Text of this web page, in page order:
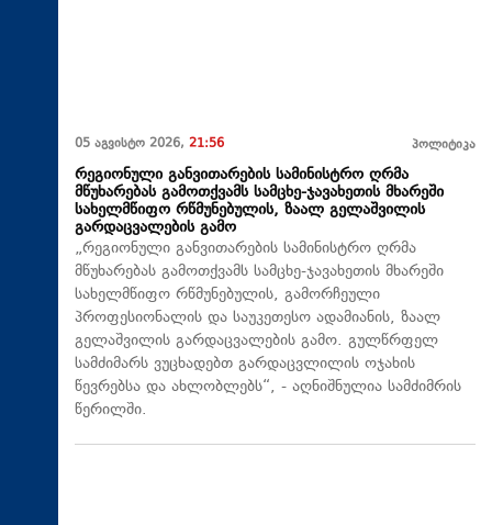
05 აგვისტო 2026, 21:56 პოლიტიკა
რეგიონული განვითარების სამინისტრო ღრმა
მწუხარებას გამოთქვამს სამცხე-ჯავახეთის მხარეში
სახელმწიფო რწმუნებულის, ზაალ გელაშვილის
გარდაცვალების გამო
„რეგიონული განვითარების სამინისტრო ღრმა
მწუხარებას გამოთქვამს სამცხე-ჯავახეთის მხარეში
სახელმწიფო რწმუნებულის, გამორჩეული
პროფესიონალის და საუკეთესო ადამიანის, ზაალ
გელაშვილის გარდაცვალების გამო. გულწრფელ
სამძიმარს ვუცხადებთ გარდაცვლილის ოჯახის
წევრებსა და ახლობლებს“, - აღნიშნულია სამძიმრის
წერილში.